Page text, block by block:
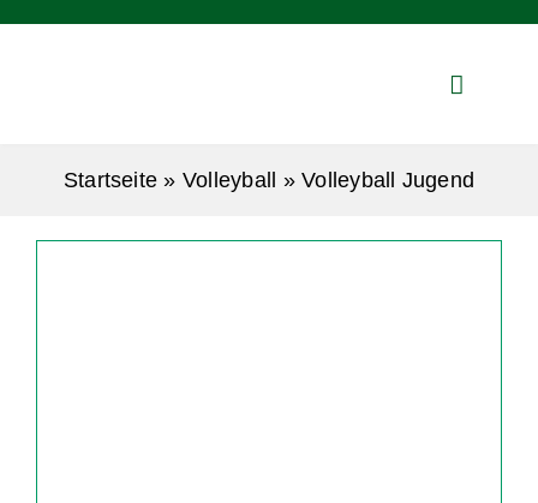
Startseite » Volleyball »Volleyball Jugend